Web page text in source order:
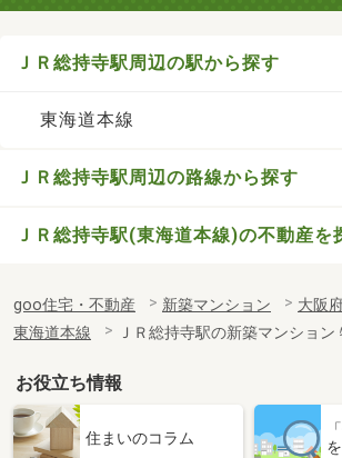
ＪＲ総持寺駅周辺の駅から探す
東海道本線
ＪＲ総持寺駅周辺の路線から探す
ＪＲ総持寺駅(東海道本線)の不動産を
goo住宅・不動産 新築マンション 大阪
東海道本線
ＪＲ総持寺駅の新築マンション
お役立ち情報
住まいのコラム